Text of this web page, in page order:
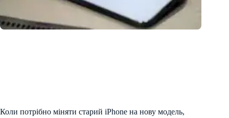
Коли потрібно міняти старий iPhone на нову модель,